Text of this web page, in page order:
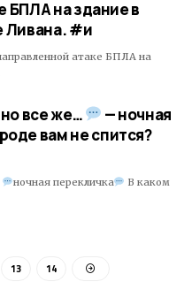
БПЛА на здание в
Ливана. #и
атаке БПЛА на
все же…
— ночная
вам не спится?
ночная перекличка
В каком
13 14